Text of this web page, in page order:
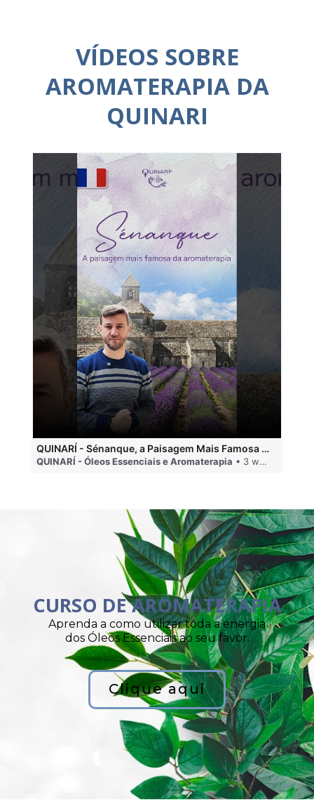
VÍDEOS SOBRE
AROMATERAPIA DA
QUINARI
QUINARÍ - Sénanque, a Paisagem Mais Famosa da Aromaterapia
QUINARÍ - Óleos Essenciais e Aromaterapia • 3 weeks ago
CURSO DE AROMATERAPIA
Aprenda a como utilizar toda a energia
dos Óleos Essenciais ao seu favor.
Clique aqui